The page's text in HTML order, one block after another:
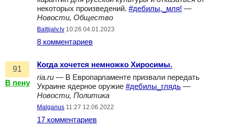
некоторых произведений. #дебилы,_мля! —
Новости, Общество
Baltijalv.lv 10:26 04.01.2023
8 комментариев
91
В пену
Когда хочется немножко Хиросимы.
ria.ru — В Европарламенте призвали передать
Украине ядерное оружие #дебилы_глядь —
Новости, Политика
Malganus 11:27 12.06.2022
17 комментариев